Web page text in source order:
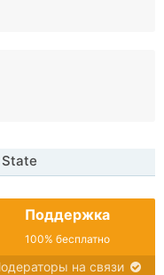
Поддержка
100% бесплатно
на связи